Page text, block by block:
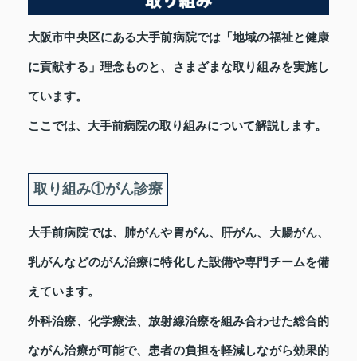
大阪市中央区にある大手前病院では「地域の福祉と健康
に貢献する」理念ものと、さまざまな取り組みを実施し
ています。
ここでは、大手前病院の取り組みについて解説します。
取り組み①がん診療
大手前病院では、肺がんや胃がん、肝がん、大腸がん、
乳がんなどのがん治療に特化した設備や専門チームを備
えています。
外科治療、化学療法、放射線治療を組み合わせた総合的
ながん治療が可能で、患者の負担を軽減しながら効果的